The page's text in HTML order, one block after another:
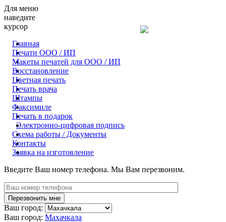
Для меню
наведите
курсор
Главная
Печати ООО / ИП
Макеты печатей для OOO / ИП
Восстановление
Цветная печать
Печать врача
Штампы
Факсимиле
Печать в подарок
Электронно-цифровая подпись
Схема работы / Документы
Контакты
Заявка на изготовление
Введите Ваш номер телефона. Мы Вам перезвоним.
Ваш город:
Ваш город: Махачкала